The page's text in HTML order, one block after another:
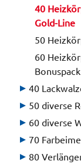
Verfügung
40
Gold-Line
50
60
Bonuspack
40
50 diverse
60 diverse
70
80